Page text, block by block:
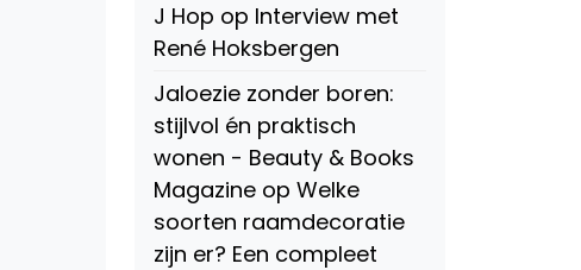
J Hop op Interview met
René Hoksbergen
Jaloezie zonder boren:
stijlvol én praktisch
wonen - Beauty & Books
Magazine op Welke
soorten raamdecoratie
zijn er? Een compleet